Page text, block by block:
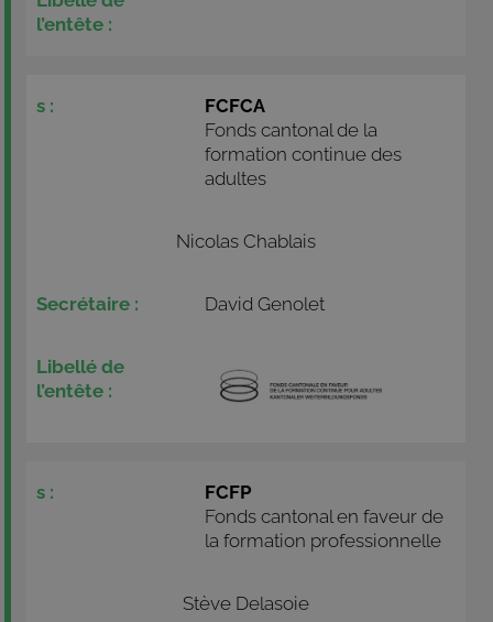
FCFCA
Fonds cantonal de la
formation continue des
adultes
Nicolas Chablais
David Genolet
FCFP
Fonds cantonal en faveur de
la formation professionnelle
Stève Delasoie